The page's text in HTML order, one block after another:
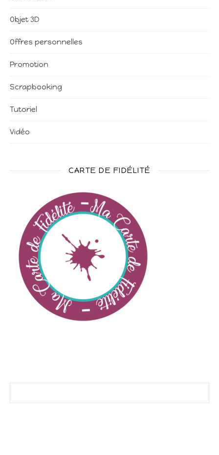
Objet 3D
Offres personnelles
Promotion
Scrapbooking
Tutoriel
Vidéo
CARTE DE FIDÉLITÉ